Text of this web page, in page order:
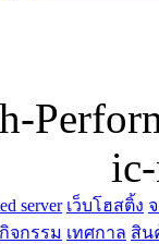
server เว็บโฮสติ้ง
กิจกรรม เทศกาล สิน